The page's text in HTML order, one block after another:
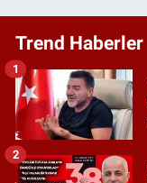
Trend Haberler
1
2